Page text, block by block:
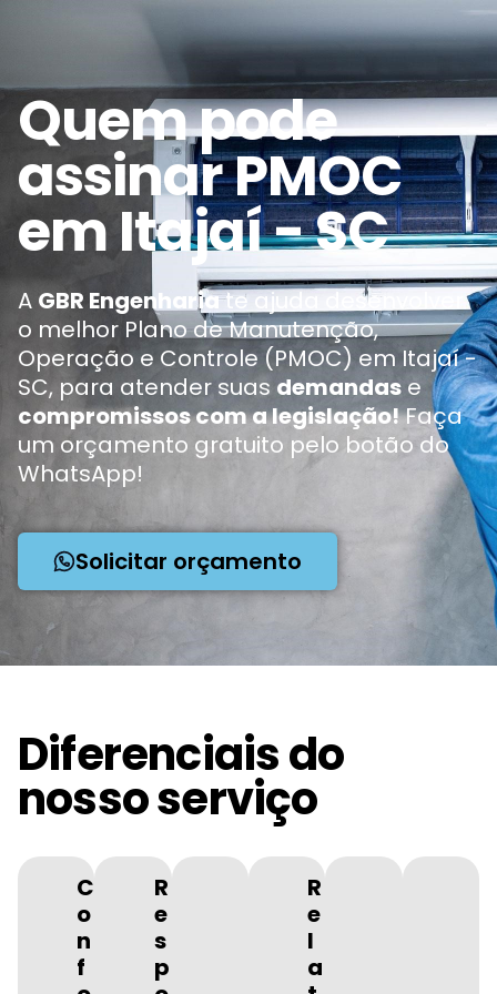
Quem pode
assinar PMOC
em Itajaí - SC
A GBR Engenhariate ajuda desenvolver
o melhor Plano de Manutenção,
Operação e Controle (PMOC) em Itajaí -
SC, para atender suas demandase
compromissos com a legislação!Faça
um orçamento gratuito pelo botão do
WhatsApp!
Solicitar orçamento
Diferenciais do
nosso serviço
C
o
n
f
R
e
s
p
R
e
l
a